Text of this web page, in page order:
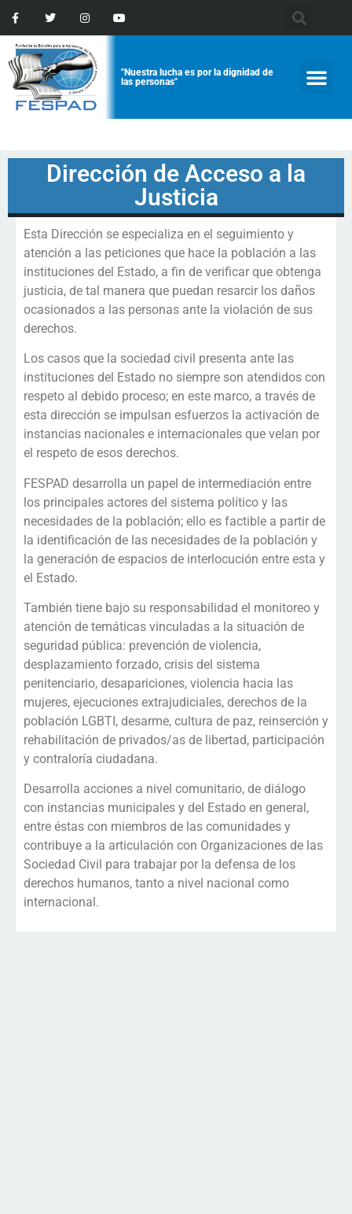
"Nuestra lucha es por la dignidad de
las personas"
Dirección de Acceso a la
Justicia
Esta Dirección se especializa en el seguimiento y
atención a las peticiones que hace la población a las
instituciones del Estado, a fin de verificar que obtenga
justicia, de tal manera que puedan resarcir los daños
ocasionados a las personas ante la violación de sus
derechos.
Los casos que la sociedad civil presenta ante las
instituciones del Estado no siempre son atendidos con
respeto al debido proceso; en este marco, a través de
esta dirección se impulsan esfuerzos la activación de
instancias nacionales e internacionales que velan por
el respeto de esos derechos.
FESPAD desarrolla un papel de intermediación entre
los principales actores del sistema político y las
necesidades de la población; ello es factible a partir de
la identificación de las necesidades de la población y
la generación de espacios de interlocución entre esta y
el Estado.
También tiene bajo su responsabilidad el monitoreo y
atención de temáticas vinculadas a la situación de
seguridad pública: prevención de violencia,
desplazamiento forzado, crisis del sistema
penitenciario, desapariciones, violencia hacia las
mujeres, ejecuciones extrajudiciales, derechos de la
población LGBTI, desarme, cultura de paz, reinserción y
rehabilitación de privados/as de libertad, participación
y contraloría ciudadana.
Desarrolla acciones a nivel comunitario, de diálogo
con instancias municipales y del Estado en general,
entre éstas con miembros de las comunidades y
contribuye a la articulación con Organizaciones de las
Sociedad Civil para trabajar por la defensa de los
derechos humanos, tanto a nivel nacional como
internacional.